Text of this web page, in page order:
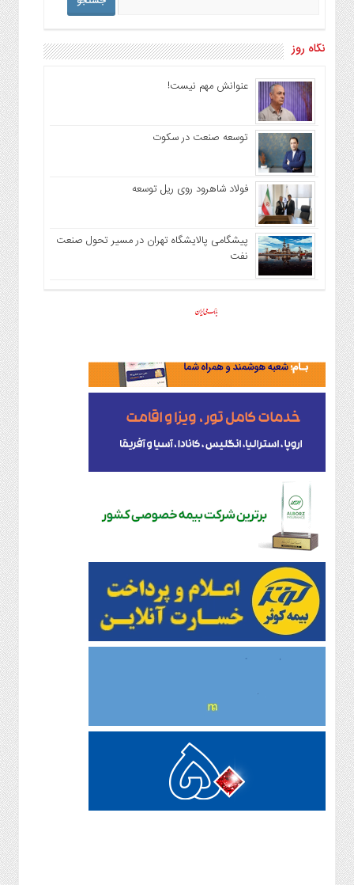
نگاه روز
عنوانش مهم نیست!
توسعه صنعت در سکوت
فولاد شاهرود روی ریل توسعه
پیشگامی پالایشگاه تهران در مسیر تحول صنعت
نفت